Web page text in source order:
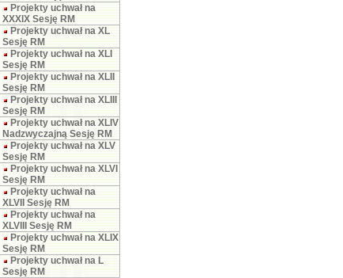
Projekty uchwał na
XXXIX Sesję RM
Projekty uchwał na XL
Sesję RM
Projekty uchwał na XLI
Sesję RM
Projekty uchwał na XLII
Sesję RM
Projekty uchwał na XLIII
Sesję RM
Projekty uchwał na XLIV
Nadzwyczajną Sesję RM
Projekty uchwał na XLV
Sesję RM
Projekty uchwał na XLVI
Sesję RM
Projekty uchwał na
XLVII Sesję RM
Projekty uchwał na
XLVIII Sesję RM
Projekty uchwał na XLIX
Sesję RM
Projekty uchwał na L
Sesję RM